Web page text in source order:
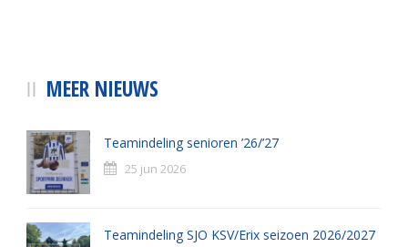
MEER NIEUWS
Teamindeling senioren ’26/’27
25 jun 2026
Teamindeling SJO KSV/Erix seizoen 2026/2027